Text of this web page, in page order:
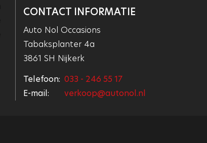
CONTACT INFORMATIE
Auto Nol Occasions
Tabaksplanter 4a
3861 SH Nijkerk
Telefoon: 033 - 246 55 17
E-mail:
verkoop@autonol.nl